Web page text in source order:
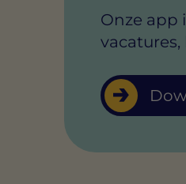
Onze app
vacatures,